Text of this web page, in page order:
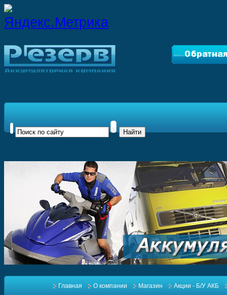
Главная О компании Магазин Акции - Б/У АКБ